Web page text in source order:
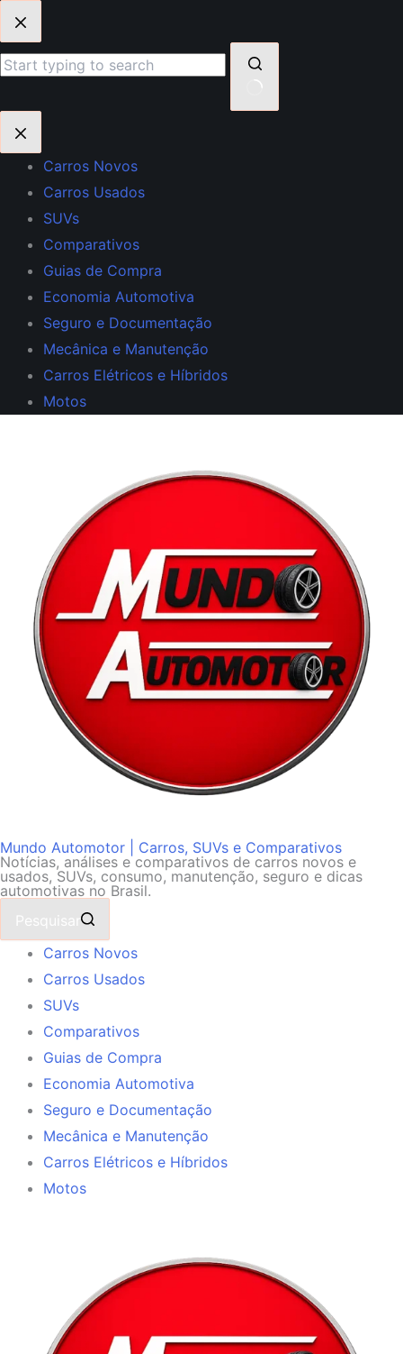
para
o
resultados
Carros Novos
Carros Usados
SUVs
Comparativos
Guias de Compra
Economia Automotiva
Seguro e Documentação
Mecânica e Manutenção
Carros Elétricos e Híbridos
Motos
Mundo Automotor | Carros, SUVs e Comparativos
Notícias, análises e comparativos de carros novos e
usados, SUVs, consumo, manutenção, seguro e dicas
automotivas no Brasil.
Pesquisar
Carros Novos
Carros Usados
SUVs
Comparativos
Guias de Compra
Economia Automotiva
Seguro e Documentação
Mecânica e Manutenção
Carros Elétricos e Híbridos
Motos